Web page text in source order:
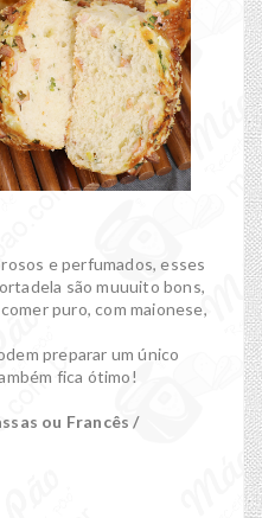
e perfumados, esses
são muuuito bons,
puro, com maionese,
preparar um único
fica ótimo!
ou Francês /